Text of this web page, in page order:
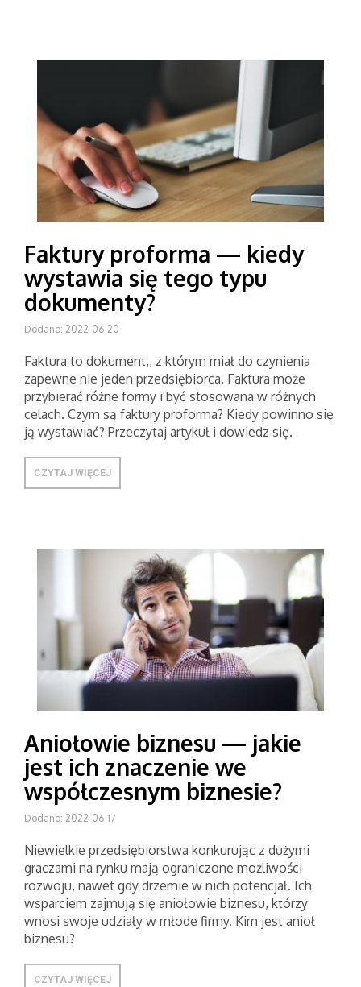
Faktury proforma — kiedy
wystawia się tego typu
dokumenty?
Dodano: 2022-06-20
Faktura to dokument,, z którym miał do czynienia
zapewne nie jeden przedsiębiorca. Faktura może
przybierać różne formy i być stosowana w różnych
celach. Czym są faktury proforma? Kiedy powinno się
ją wystawiać? Przeczytaj artykuł i dowiedz się.
CZYTAJ WIĘCEJ
Aniołowie biznesu — jakie
jest ich znaczenie we
współczesnym biznesie?
Dodano: 2022-06-17
Niewielkie przedsiębiorstwa konkurując z dużymi
graczami na rynku mają ograniczone możliwości
rozwoju, nawet gdy drzemie w nich potencjał. Ich
wsparciem zajmują się aniołowie biznesu, którzy
wnosi swoje udziały w młode firmy. Kim jest anioł
biznesu?
CZYTAJ WIĘCEJ